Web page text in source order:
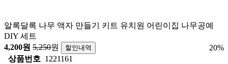
알록달록 나무 액자 만들기 키트 유치원 어린이집 나무공예
DIY 세트
4,200원 5,250원 할인내역 20%
상품번호 1221161